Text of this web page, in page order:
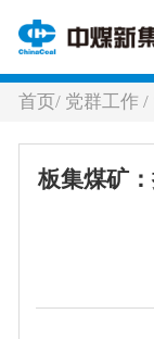
首页/ 党群工作/
板集煤矿